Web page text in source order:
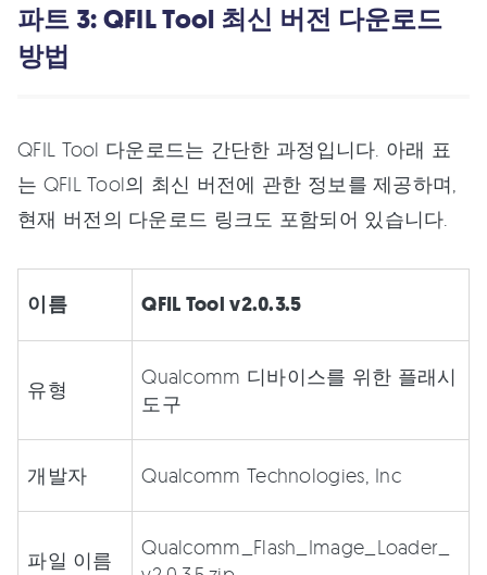
파트 3: QFIL Tool 최신 버전 다운로드
방법
QFIL Tool 다운로드는 간단한 과정입니다. 아래 표
는 QFIL Tool의 최신 버전에 관한 정보를 제공하며,
현재 버전의 다운로드 링크도 포함되어 있습니다.
이름 QFIL Tool v2.0.3.5
유형
Qualcomm 디바이스를 위한 플래시
도구
개발자 Qualcomm Technologies, Inc
파일 이름
Qualcomm_Flash_Image_Loader_